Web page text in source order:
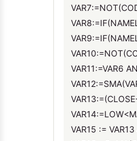
VAR11:=VAR6
VAR15 :=